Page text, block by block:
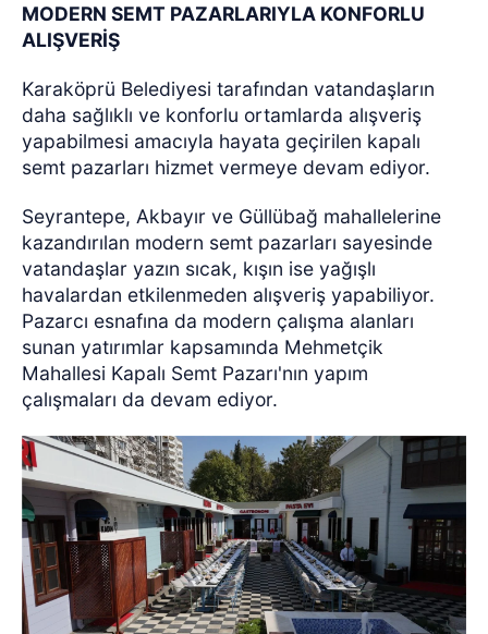
MODERN SEMT PAZARLARIYLA KONFORLU
ALIŞVERİŞ
Karaköprü Belediyesi tarafından vatandaşların
daha sağlıklı ve konforlu ortamlarda alışveriş
yapabilmesi amacıyla hayata geçirilen kapalı
semt pazarları hizmet vermeye devam ediyor.
Seyrantepe, Akbayır ve Güllübağ mahallelerine
kazandırılan modern semt pazarları sayesinde
vatandaşlar yazın sıcak, kışın ise yağışlı
havalardan etkilenmeden alışveriş yapabiliyor.
Pazarcı esnafına da modern çalışma alanları
sunan yatırımlar kapsamında Mehmetçik
Mahallesi Kapalı Semt Pazarı'nın yapım
çalışmaları da devam ediyor.